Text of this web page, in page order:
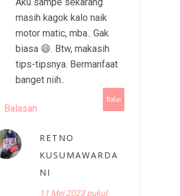
Aku sampe sekarang
masih kagok kalo naik
motor matic, mba.. Gak
biasa 😄. Btw, makasih
tips-tipsnya. Bermanfaat
banget niih..
Balas
Balasan
RETNO
KUSUMAWARDA
NI
11 Mei 2023 pukul